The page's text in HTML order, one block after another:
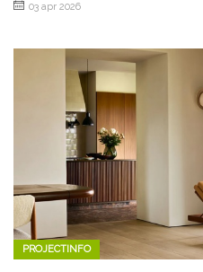
03 apr 2026
PROJECTINFO